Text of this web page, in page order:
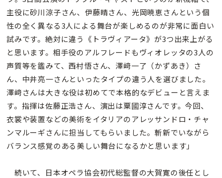
主役に砂川涼子さん、伊藤晴さん、光岡暁恵さんという個
性の全く異なる3人による舞台が楽しめるのが非常に面白い
試みです。絶対に違う《トラヴィアータ》が3つ出来上がる
と思います。相手役のアルフレードもヴィオレッタの3人の
声質等を鑑みて、西村悟さん、澤﨑一了（かずあき）さ
ん、中井亮一さんといったタイプの違う人を選びました。
澤﨑さんは大きな役は初めてで本格的なデビューと言えま
す。指揮は佐藤正浩さん、演出は粟國淳さんです。今回、
衣裳や装置などの美術をイタリアのアレッサンドロ・チャ
ンマルーギさんに担当してもらいました。斬新でいながら
バランス感覚のある美しい舞台になるかと思います」
続いて、日本オペラ協会初代総監督の大賀寛の後任とし